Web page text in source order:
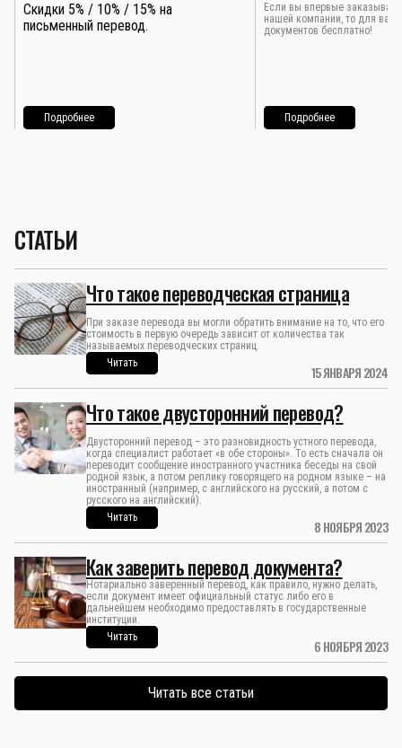
Скидки 5% / 10% / 15% на
письменный перевод.
Подробнее
Если вы впервые
нашей компании, то для вас
документов бесплатно!
Подробнее
СТАТЬИ
15 ЯНВАРЯ 2024
Что такое переводческая страница
При заказе перевода вы могли обратить внимание на то, что его
стоимость в первую очередь зависит от количества так
называемых переводческих страниц.
Читать
8 НОЯБРЯ 2023
Что такое двусторонний перевод?
Двусторонний перевод – это разновидность устного перевода,
когда специалист работает «в обе стороны». То есть сначала он
переводит сообщение иностранного участника беседы на свой
родной язык, а потом реплику говорящего на родном языке – на
иностранный (например, с английского на русский, а потом с
русского на английский).
Читать
6 НОЯБРЯ 2023
Как заверить перевод документа?
Нотариально заверенный перевод, как правило, нужно делать,
если документ имеет официальный статус либо его в
дальнейшем необходимо предоставлять в государственные
институции.
Читать
Читать все статьи